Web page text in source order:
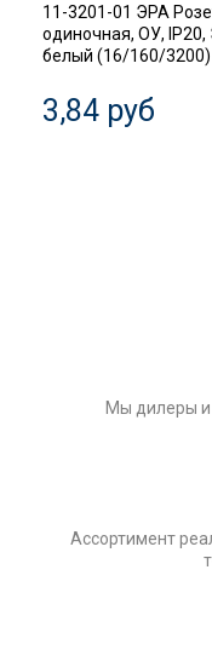
11-3201-01 ЭРА
одиночная, ОУ, IP20,
белый (16/160/3200)
3,84 руб
Мы дилеры и
Ассортимент